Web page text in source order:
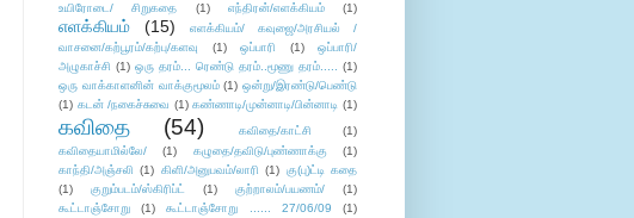
உயிரோடை/ சிறுகதை
(1) எந்திரன்/எளக்கியம் (1)
எளக்கியம் (15)
எளக்கியம்/ கவுஜை/அரசியல் /
வாசனை/கற்பூரம்/கற்பு/களவு
(1) ஒப்பாரி (1)
ஒப்பாரி/
அழுகாச்சி (1) ஒரு தரம்... ரெண்டு தரம்..மூணு தரம்..... (1)
ஒரு வாக்காளனின் வாக்குமூலம் (1) ஒன்று/இரண்டு/பெண்டு
(1) கடன் /நகைச்சுவை (1) கண்ணாடி/முன்னாடி/பின்னாடி (1)
கவிதை (54) கவிதை/காட்சி
(1)
கவிதையாமில்லே/
(1) கழுதை/தவிடு/புண்ணாக்கு
(1)
காந்தி/அஞ்சலி (1) கிளி/அனுபவம்/லாரி (1) கு(பு)ட்டி கதை
(1)
குறும்படம்/ஸ்கிரிப்ட் (1) குற்றாலம்/பயணம்/
(1)
கூட்டாஞ்சோறு
(1) கூட்டாஞ்சோறு ...... 27/06/09
(1)